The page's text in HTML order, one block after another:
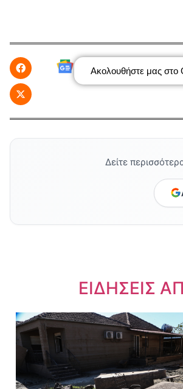
Ακολουθήστε μας στο
Δείτε
ΕΙΔΗΣΕΙΣ
Dnews.gr